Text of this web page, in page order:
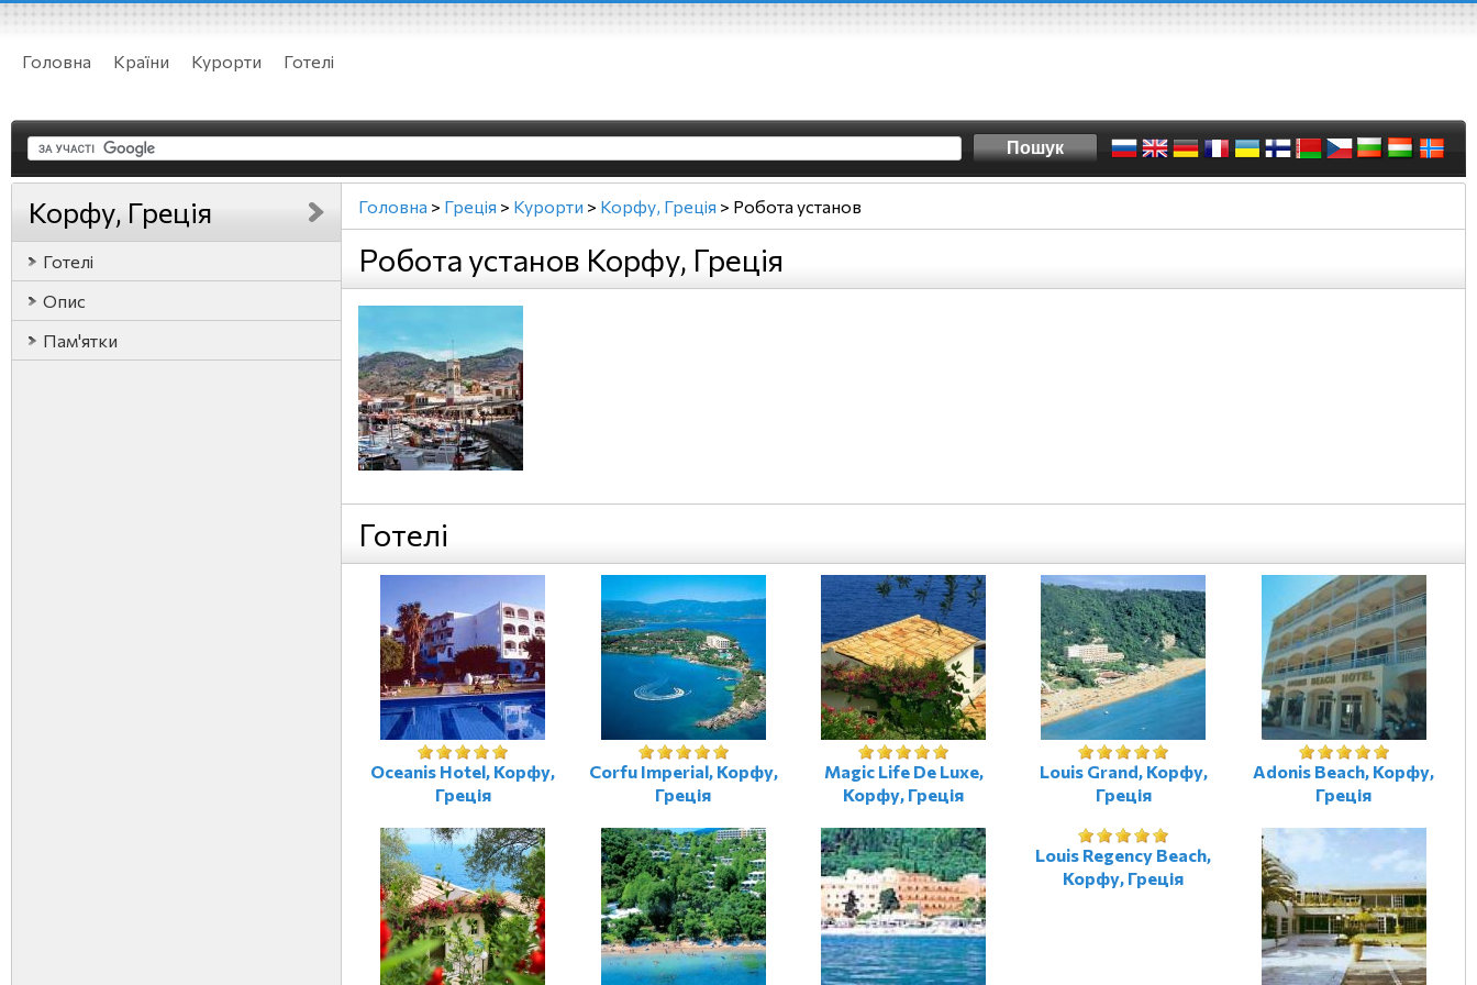
Головна Країни Курорти Готелі
Корфу, Греція
Готелі
Опис
Пам'ятки
Головна > Греція > Курорти > Корфу, Греція > Робота установ
Робота установ Корфу, Греція
Готелі
Oceanis Hotel, Корфу,
Греція
Corfu Imperial, Корфу,
Греція
Magic Life De Luxe,
Корфу, Греція
Louis Grand, Корфу,
Греція
Adonis Beach, Корфу,
Греція
Louis Regency Beach,
Корфу, Греція